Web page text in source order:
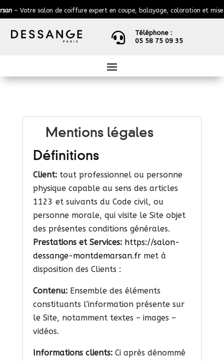
de coiffure expert en coupe, balayage, coloration et mise en beauté

Téléphone :
05 58 75 09 35
Mentions légales
Définitions
Client: tout professionnel ou personne
physique capable au sens des articles
1123 et suivants du Code civil, ou
personne morale, qui visite le Site objet
des présentes conditions générales.
Prestations et Services: https://salon-
dessange-montdemarsan.fr met à
disposition des Clients :
Contenu: Ensemble des éléments
constituants l’information présente sur
le Site, notamment textes – images –
vidéos.
Informations clients: Ci après dénommé